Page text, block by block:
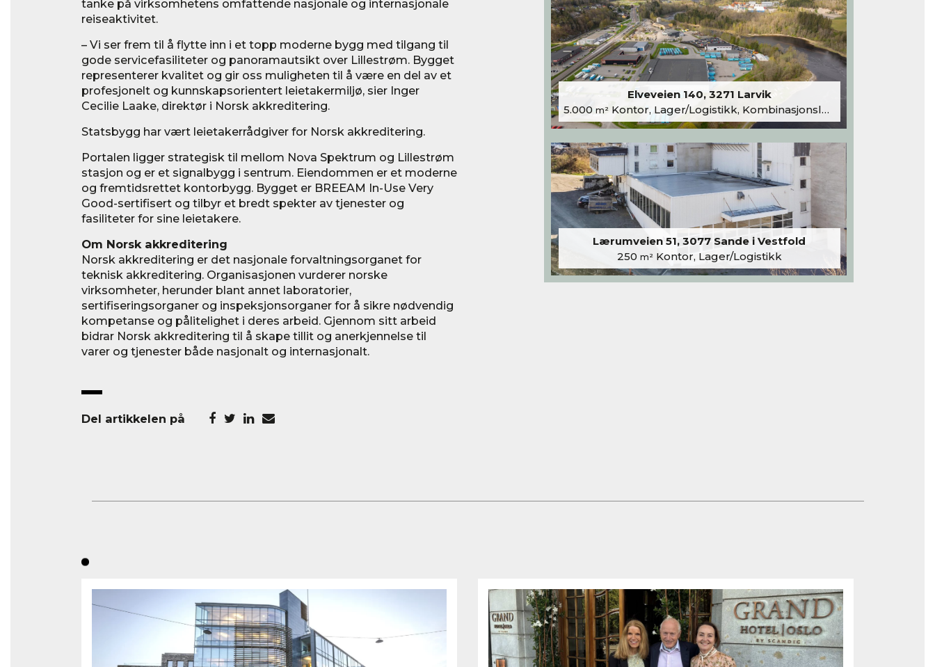
tanke på virksomhetens omfattende nasjonale og internasjonale
reiseaktivitet.
– Vi ser frem til å flytte inn i et topp moderne bygg med tilgang til
gode servicefasiliteter og panoramautsikt over Lillestrøm. Bygget
representerer kvalitet og gir oss muligheten til å være en del av et
profesjonelt og kunnskapsorientert leietakermiljø, sier Inger
Cecilie Laake, direktør i Norsk akkreditering.
Statsbygg har vært leietakerrådgiver for Norsk akkreditering.
Portalen ligger strategisk til mellom Nova Spektrum og Lillestrøm
stasjon og er et signalbygg i sentrum. Eiendommen er et moderne
og fremtidsrettet kontorbygg. Bygget er BREEAM In-Use Very
Good-sertifisert og tilbyr et bredt spekter av tjenester og
fasiliteter for sine leietakere.
Om Norsk akkreditering
Norsk akkreditering er det nasjonale forvaltningsorganet for
teknisk akkreditering. Organisasjonen vurderer norske
virksomheter, herunder blant annet laboratorier,
sertifiseringsorganer og inspeksjonsorganer for å sikre nødvendig
kompetanse og pålitelighet i deres arbeid. Gjennom sitt arbeid
bidrar Norsk akkreditering til å skape tillit og anerkjennelse til
varer og tjenester både nasjonalt og internasjonalt.
Del artikkelen på
Elveveien 140, 3271 Larvik
5.000 m²Kontor, Lager/Logistikk, Kombinasjonslokaler
Lærumveien 51, 3077 Sande i Vestfold
250 m²Kontor, Lager/Logistikk